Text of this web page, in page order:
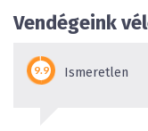
Vendégeink
Ismeretlen